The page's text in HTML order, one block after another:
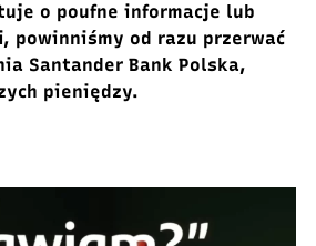
o poufne informacje lub
, powinniśmy od razu przerwać
Santander Bank Polska,
pieniędzy.